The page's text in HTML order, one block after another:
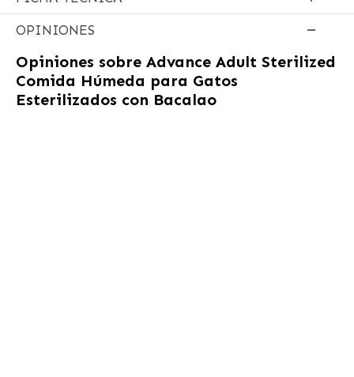
OPINIONES
Opiniones sobre Advance Adult Sterilized
Comida Húmeda para Gatos
Esterilizados con Bacalao